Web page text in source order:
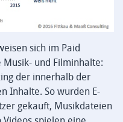
sich im Paid
Musik- und Filminhalte:
der innerhalb der
Inhalte. So wurden E-
gekauft, Musikdateien